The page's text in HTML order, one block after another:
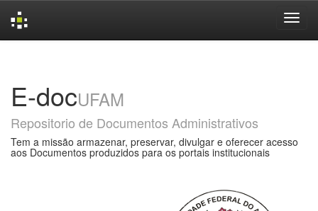
E-docUFAM
Repositorio de Documentos Administrativos
Tem a missão armazenar, preservar, divulgar e oferecer acesso
aos Documentos produzidos para os portais institucionais